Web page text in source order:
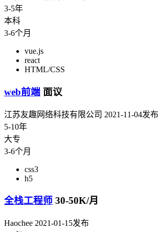
3-5年
本科
3-6个月
vue.js
react
HTML/CSS
web前端 面议
江苏友趣网络科技有限公司 2021-11-04发布
5-10年
大专
3-6个月
css3
h5
全栈工程师 30-50K/月
Haochee 2021-01-15发布